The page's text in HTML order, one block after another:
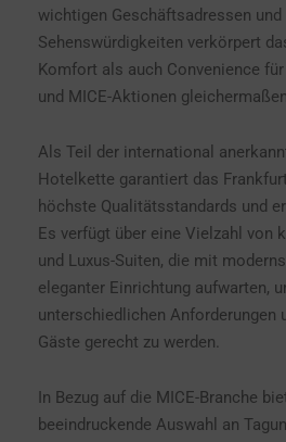
wichtigen Geschäftsadressen
Sehenswürdigkeiten verkörpert
Komfort als auch Convenience
und MICE-Aktionen
Als Teil der international
Hotelkette garantiert das
höchste Qualitätsstandards und
Es verfügt über eine Vielzahl von
und Luxus-Suiten, die mit
eleganter Einrichtung aufwarten,
unterschiedlichen Anforderungen
Gäste gerecht zu werden.
In Bezug auf die MICE-Branche
beeindruckende Auswahl an